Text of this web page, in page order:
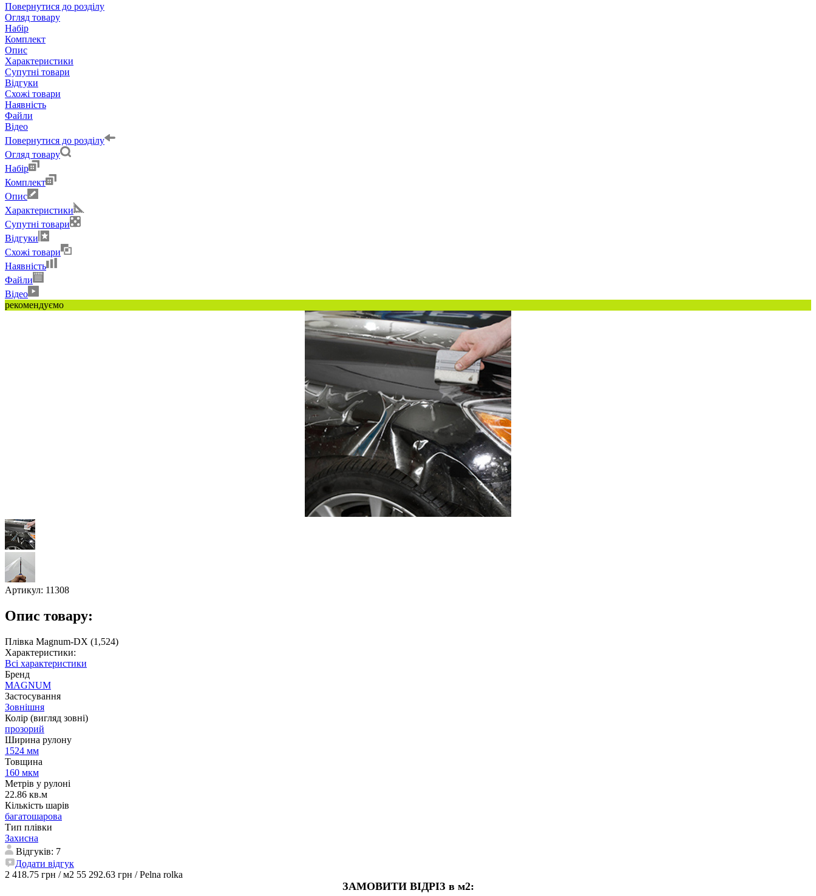
Повернутися до розділу
Огляд товару
Набір
Комплект
Опис
Характеристики
Супутні товари
Відгуки
Схожі товари
Наявність
Файли
Відео
Повернутися до розділу
Огляд товару
Набір
Комплект
Опис
Характеристики
Супутні товари
Відгуки
Схожі товари
Наявність
Файли
Відео
рекомендуємо
Артикул: 11308
Опис товару:
Плівка Magnum-DX (1,524)
Характеристики:
Всі характеристики
Бренд
MAGNUM
Застосування
Зовнішня
Колір (вигляд зовні)
прозорий
Ширина рулону
1524 мм
Товщина
160 мкм
Метрів у рулоні
22.86 кв.м
Кількість шарів
багатошарова
Тип плівки
Захисна
Відгуків: 7
Додати відгук
2 418.75 грн / м2 55 292.63 грн / Pelna rolka
ЗАМОВИТИ ВІДРІЗ в м2: